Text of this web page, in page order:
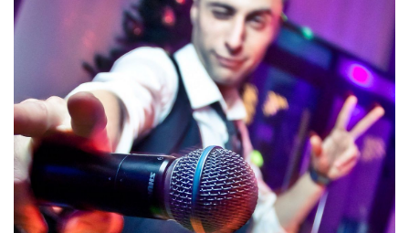
Фокусники, Артисты